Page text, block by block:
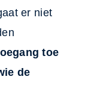
er niet
toe
de